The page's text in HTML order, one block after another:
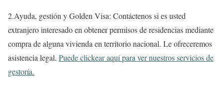
2.Ayuda, gestión y Golden Visa: Contáctenos si es usted
extranjero interesado en obtener permisos de residencias mediante
compra de alguna vivienda en territorio nacional. Le ofreceremos
asistencia legal. Puede clickear aquí para ver nuestros servicios de
gestoría.